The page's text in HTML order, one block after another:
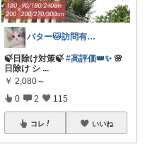
バター🐱訪問有難うございます💕
🍃日除け対策🍃 #高評価👑✨ 🌸
日除け シ ...
￥ 2,080～
0 2 115
コレ いいね